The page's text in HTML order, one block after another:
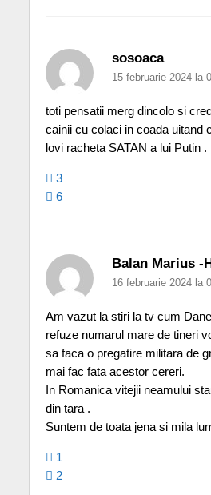
sosoaca
15 februarie 2024 la
toti pensatii merg dincolo si
cainii cu colaci in coada uitand
lovi racheta SATAN a lui Putin .
3
6
Balan Marius -
16 februarie 2024 la
Am vazut la stiri la tv cum
refuze numarul mare de tineri
sa faca o pregatire militara de
mai fac fata acestor cereri.
In Romanica vitejii neamului
din tara .
Suntem de toata jena si mila
1
2